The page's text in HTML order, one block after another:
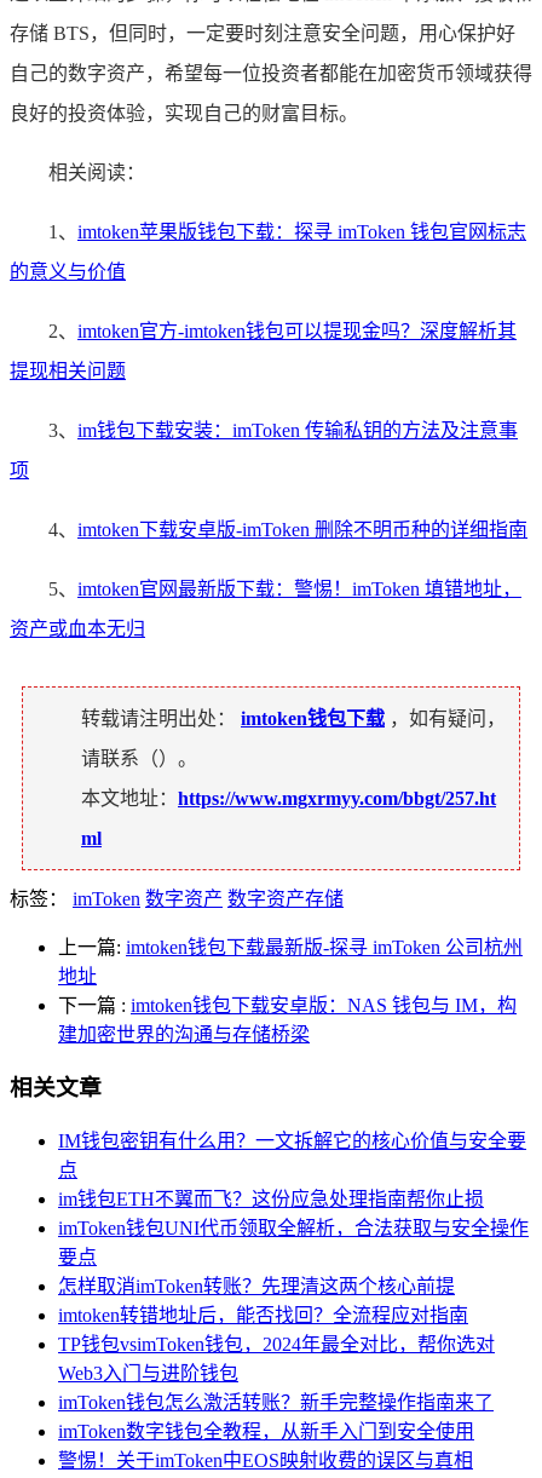
存储 BTS，但同时，一定要时刻注意安全问题，用心保护好
自己的数字资产，希望每一位投资者都能在加密货币领域获得
良好的投资体验，实现自己的财富目标。
相关阅读：
1、 imtoken苹果版钱包下载：探寻 imToken 钱包官网标志
的意义与价值
2、 imtoken官方-imtoken钱包可以提现金吗？深度解析其
提现相关问题
3、 im钱包下载安装：imToken 传输私钥的方法及注意事
项
4、 imtoken下载安卓版-imToken 删除不明币种的详细指南
5、 imtoken官网最新版下载：警惕！imToken 填错地址，
资产或血本无归
转载请注明出处： imtoken钱包下载 ，如有疑问，
请联系（）。
本文地址： https://www.mgxrmyy.com/bbgt/257.ht
ml
标签： imToken 数字资产 数字资产存储
上一篇: imtoken钱包下载最新版-探寻 imToken 公司杭州
地址
下一篇 : imtoken钱包下载安卓版：NAS 钱包与 IM，构
建加密世界的沟通与存储桥梁
相关文章
IM钱包密钥有什么用？一文拆解它的核心价值与安全要
点
im钱包ETH不翼而飞？这份应急处理指南帮你止损
imToken钱包UNI代币领取全解析，合法获取与安全操作
要点
怎样取消imToken转账？先理清这两个核心前提
imtoken转错地址后，能否找回？全流程应对指南
TP钱包vsimToken钱包，2024年最全对比，帮你选对
Web3入门与进阶钱包
imToken钱包怎么激活转账？新手完整操作指南来了
imToken数字钱包全教程，从新手入门到安全使用
警惕！关于imToken中EOS映射收费的误区与真相